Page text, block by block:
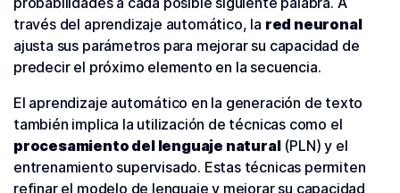
través del aprendizaje automático, la red neuronal
ajusta sus parámetros para mejorar su capacidad de
predecir el próximo elemento en la secuencia.
El aprendizaje automático en la generación de texto
también implica la utilización de técnicas como el
procesamiento del lenguaje natural(PLN) y el
entrenamiento supervisado. Estas técnicas permiten
refinar el modelo de lenguaje y mejorar su capacidad